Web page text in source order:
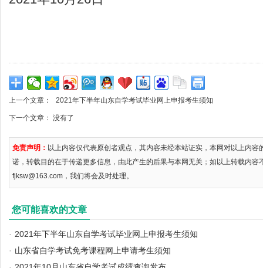
上一个文章： 2021年下半年山东自学考试毕业网上申报考生须知
下一个文章： 没有了
免责声明： 以上内容仅代表原创者观点，其内容未经本站证实，本网对以上内
诺，转载目的在于传递更多信息，由此产生的后果与本网无关；如以上转载内容
fjksw@163.com，我们将会及时处理。
您可能喜欢的文章
· 2021年下半年山东自学考试毕业网上申报考生须知
· 山东省自学考试免考课程网上申请考生须知